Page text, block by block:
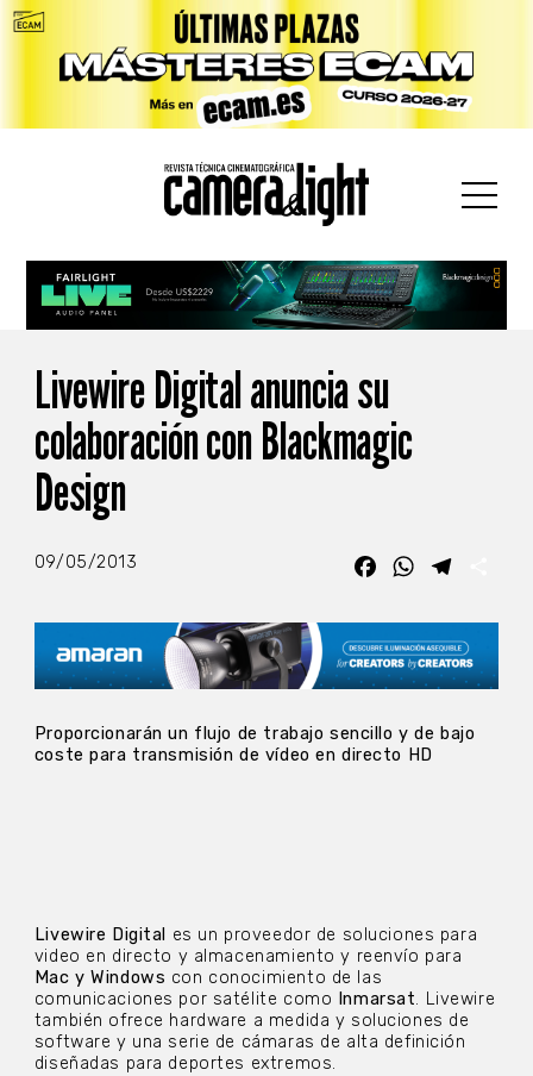
Livewire Digital anuncia su
colaboración con Blackmagic
Design
09/05/2013 FacebookWhatsApp
Proporcionarán un flujo de trabajo sencillo y de bajo
coste para transmisión de vídeo en directo HD
Livewire Digital
es un proveedor de soluciones para
video en directo y almacenamiento y reenvío para
Mac y Windows con conocimiento de las
comunicaciones por satélite como Inmarsat. Livewire
también ofrece hardware a medida y soluciones de
software y una serie de cámaras de alta definición
diseñadas para deportes extremos.